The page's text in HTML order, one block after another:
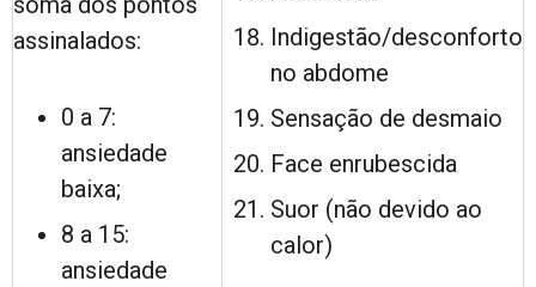
assinalados:
0 a 7:
ansiedade
baixa;
8 a 15:
ansiedade
Indigestão/desconforto
no abdome
Sensação de desmaio
Face enrubescida
Suor (não devido ao
calor)